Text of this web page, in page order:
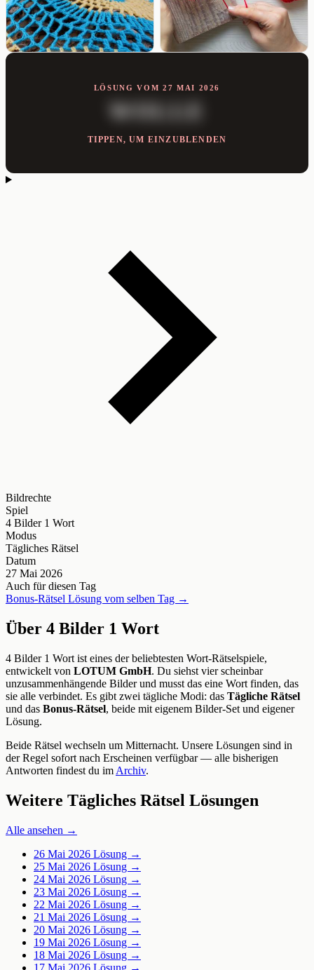
LÖSUNG VOM 27 MAI 2026
WOLLE
TIPPEN, UM EINZUBLENDEN
Bildrechte
Spiel
4 Bilder 1 Wort
Modus
Tägliches Rätsel
Datum
27 Mai 2026
Auch für diesen Tag
Bonus-Rätsel Lösung vom selben Tag →
Über 4 Bilder 1 Wort
4 Bilder 1 Wort ist eines der beliebtesten Wort-Rätselspiele,
entwickelt von LOTUM GmbH. Du siehst vier scheinbar
unzusammenhängende Bilder und musst das eine Wort finden, das
sie alle verbindet. Es gibt zwei tägliche Modi: das Tägliche Rätsel
und das Bonus-Rätsel, beide mit eigenem Bilder-Set und eigener
Lösung.
Beide Rätsel wechseln um Mitternacht. Unsere Lösungen sind in
der Regel sofort nach Erscheinen verfügbar — alle bisherigen
Antworten findest du im Archiv.
Weitere Tägliches Rätsel Lösungen
Alle ansehen →
26 Mai 2026 Lösung →
25 Mai 2026 Lösung →
24 Mai 2026 Lösung →
23 Mai 2026 Lösung →
22 Mai 2026 Lösung →
21 Mai 2026 Lösung →
20 Mai 2026 Lösung →
19 Mai 2026 Lösung →
18 Mai 2026 Lösung →
17 Mai 2026 Lösung →